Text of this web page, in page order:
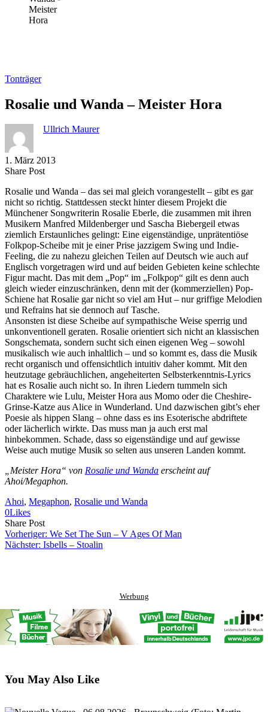
Tonträger
Rosalie und Wanda – Meister Hora
Ullrich Maurer
1. März 2013
Share PostShare
Facebook
Copy
to
clipboard
Send
via
eMail
Rosalie und Wanda – das sei mal gleich vorangestellt – gibt es gar
nicht so richtig. Stattdessen steckt hinter diesem Projekt die
Münchener Songwriterin Rosalie Eberle, die zusammen mit ihren
Musikern Manfred Mildenberger und Sascha Biebergeil etwas
ziemlich Erstaunliches gelingt: Eine eigenständige, unprätentiöse
Folkpop-Scheibe mit je einer Prise jazzigem Swing und Indie-
Feeling, die zu nahezu gleichen Teilen auf Deutsch wie auch auf
Englisch vorgetragen wird und auf beiden Gebieten keine schlechte
Figur macht. Das mit dem „Pop“ im „Folkpop“ gilt es denn auch
gleich wieder einzuschränken, denn mit der (kommerziellen) Pop-
Schiene hat Rosalie gar nicht so viel am Hut – nur griffige Melodien
und Refrains hat sie dennoch auf Tasche.
Ansonsten ist diese Scheibe auf sympathische Weise sperrig und
unkonventionell geraten. Rosalie orientiert sich nicht an klassischen
Songschemata, sondern sucht sich einen eigenen Weg – sowohl
musikalisch wie auch inhaltlich – und so kommt es, dass die Musik
recht organisch und offensichtlich intuitiv daher kommt. Mit den
heutzutage gebräuchlichen, angeheiterten Selbsterkenntnis-Lyrics
hat es Rosalie auch nicht so. In ihren Liedern tummeln sich
Charaktere wie Lulu, Meister Hora aus Momo oder die Cheshire-
Grinse-Katze aus Alice in Wunderland. Und dazwischen gibt’s eher
Poesie als hippen Slang – ohne dass es ins Esoterische abdriftete
oder lächerlich wirkte. Das muss man ja auch erst mal
hinbekommen. Schade, dass so eigenständige und auf gewisse
Weise auch mutige Musik so selten aus unseren Landen kommt.
„Meister Hora“ von Rosalie und Wanda erscheint auf
Ahoi/Megaphon.
Ahoi, Megaphon, Rosalie und Wanda
0Likes
Share PostShare
on
Facebook
Copy
URL
to
Send
Link
via
Vorheriger: We Set The Sun – V Ages Of Man
Nächster: Isbells – Stoalin
Werbung
You May Also Like